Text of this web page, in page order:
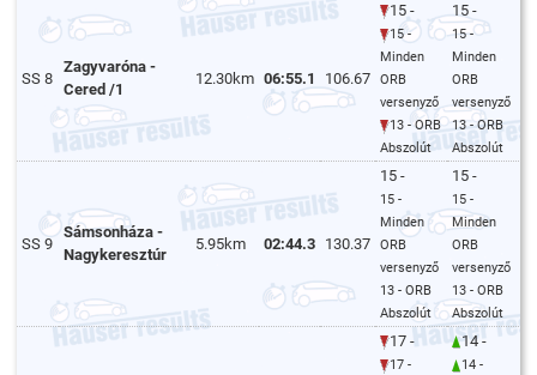
SS 8
Zagyvaróna -
Cered /1
12.30km 06:55.1 106.67
15 -
15 -
Minden
ORB
versenyző
13 - ORB
Abszolút
15 -
15 -
Minden
ORB
versenyző
13 - ORB
Abszolút
SS 9
Sámsonháza -
Nagykeresztúr
5.95km 02:44.3 130.37
15 -
15 -
Minden
ORB
versenyző
13 - ORB
Abszolút
15 -
15 -
Minden
ORB
versenyző
13 - ORB
Abszolút
17 -
17 -
14 -
14 -